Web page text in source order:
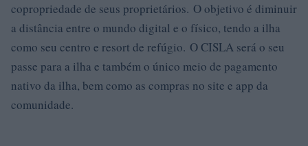
copropriedade de seus proprietários. O objetivo é diminuir
a distância entre o mundo digital e o físico, tendo a ilha
como seu centro e resort de refúgio. O CISLA será o seu
passe para a ilha e também o único meio de pagamento
nativo da ilha, bem como as compras no site e app da
comunidade.